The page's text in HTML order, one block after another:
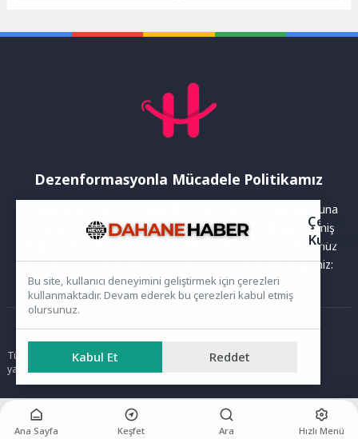
ana...
Dezenformasyonla Mücadele Politikamız
Yayınlanan haberler doğruluk ilkesi gözetilerek hazırlanır. Buna
rağmen bazı içeriklerde eksik, hatalı veya güncelliğini yitirmiş
bilgiler bulunabilir.Yanlış veya yanıltıcı olduğunu düşündüğünüz
haberleri aşağıdaki iletişim kanallarından bize bildirebilirsiniz:
Ana Sayfa
Tüm hakları saklıdır. Sitede yer alan içerikler izinsiz kopyalanamaz,
yayımlanamaz ve kullanılamaz.
Ana Sayfa Keşfet Ara Hızlı Menü
Çerez
Bu site, kullanıcı deneyimini geliştirmek için çerezleri
kullanmaktadır. Devam ederek bu çerezleri kabul etmiş
olursunuz.
Kabul Et Reddet